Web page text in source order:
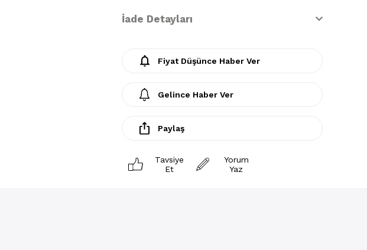
İade Detayları
Fiyat Düşünce Haber Ver
Gelince Haber Ver
Paylaş
Tavsiye
Et
Yorum
Yaz